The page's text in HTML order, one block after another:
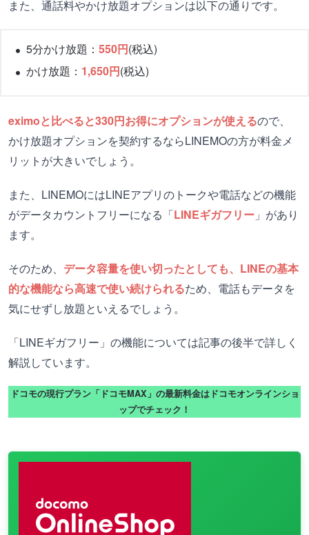
また、通話料やかけ放題オプションは以下の通りです。
5分かけ放題： 550円(税込)
かけ放題： 1,650円(税込)
eximoと比べると330円お得にオプションが使えるので、
かけ放題オプションを契約するならLINEMOの方が料金メ
リットが大きいでしょう。
また、LINEMOにはLINEアプリのトークや電話などの機能
がデータカウントフリーになる「LINEギガフリー 」があり
ます。
そのため、 データ容量を使い切ったとしても、LINEの基本
的な機能なら高速で使い続けられるため、電話もデータを
気にせずし放題といえるでしょう。
「LINEギガフリー」の機能については記事の後半で詳しく
解説しています。
ドコモの現行プラン「ドコモMAX」の最新料金はドコモオンラインショ
ップでチェック！